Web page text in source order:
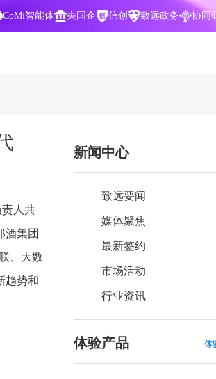
CoMi智能体 央国企 信创 致远政务 协同
Agent驱动，千人千面，高效办公
让数字资产为企业运营管理决策提供
构建一体化协同运营管理平台
智能风控合规
穿透式智能合同
新闻中心
致远要闻
媒体聚焦
最新签约
市场活动
行业资讯
体验产品 体
人共
酒集团
、大数
趋势和